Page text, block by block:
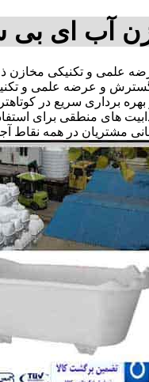
آب ای بی
علمی و تکنیکی مخازن
گسترش و عرضه علمی و
برداری سریع در
منطقی برای استفاده